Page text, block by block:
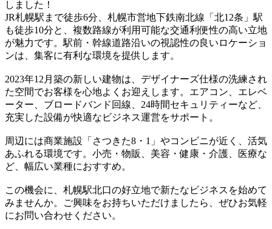
しました！
JR札幌駅まで徒歩6分、札幌市営地下鉄南北線「北12条」駅
も徒歩10分と、複数路線が利用可能な交通利便性の高い立地
が魅力です。駅前・幹線道路沿いの視認性の良いロケーショ
ンは、集客に有利な環境を提供します。
2023年12月築の新しい建物は、デザイナーズ仕様の洗練され
た空間でお客様を心地よくお迎えします。エアコン、エレベ
ーター、ブロードバンド回線、24時間セキュリティーなど、
充実した設備が快適なビジネス運営をサポート。
周辺には商業施設「さつきた8・1」やコンビニが近く、活気
あふれる環境です。小売・物販、美容・健康・介護、医療な
ど、幅広い業種におすすめ。
この機会に、札幌駅北口の好立地で新たなビジネスを始めて
みませんか。ご興味をお持ちいただけましたら、ぜひお気軽
にお問い合わせください。